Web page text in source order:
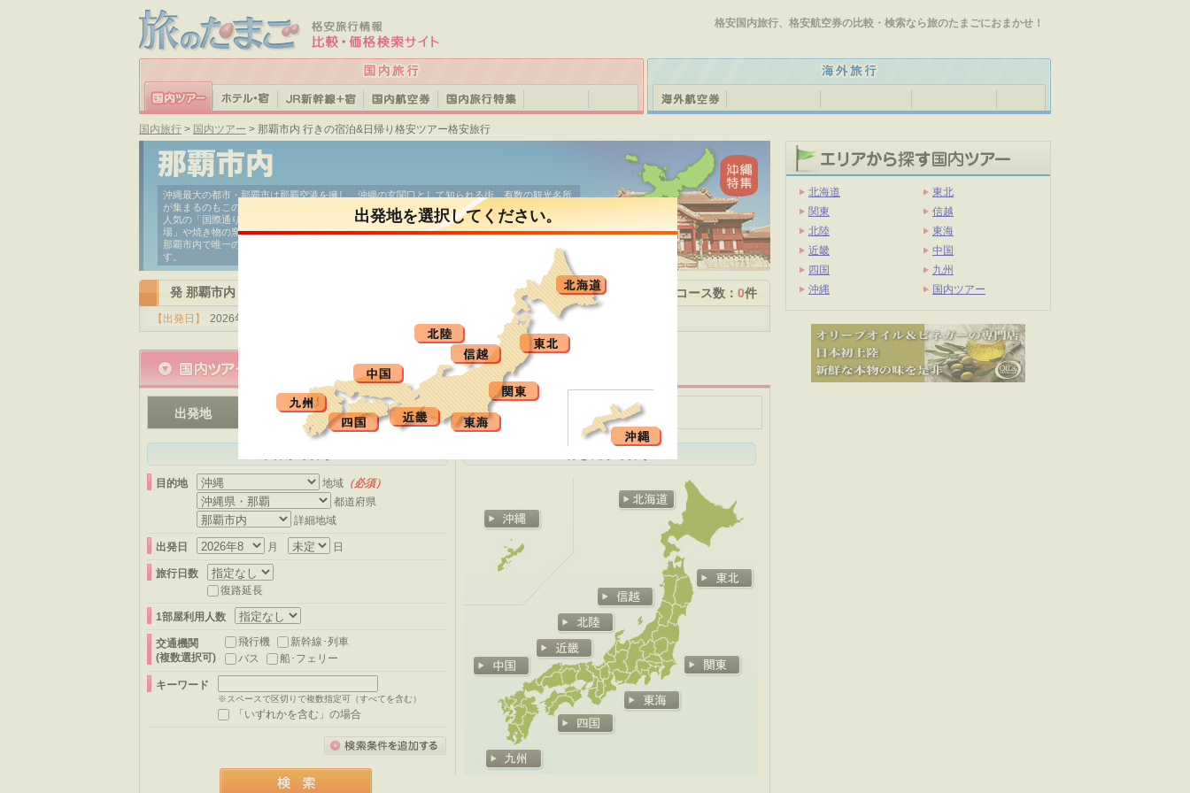
出発地を選択してください。
格安国内旅行、格安航空券の比較・検索なら旅のたまごにおまかせ！
国内旅行 > 国内ツアー > 那覇市内 行きの宿泊&日帰り格安ツアー格安旅行
沖縄最大の都市・那覇市は那覇空港を擁し、沖縄の玄関口として知られる街。有数の観光名所
が集まるのもこのエリアで、世界遺産に登録される「首里城」やショッピングスポットとして
人気の「国際通り」は、何度も訪れたくなる場所です。活気あふれる地元の台所「牧志公設市
場」や焼き物の窯元・工房が集まる「壺屋やちむん通り」などは見て回るだけで楽しい！また
那覇市内で唯一の海水浴場「波の上ビーチ」は、観光の合間に立ち寄れるビーチとして人気で
す。
発 那覇市内 行き の条件で検索した国内ツアーの結果一覧 1ページ コース数： 0件
【出発日】 2026年8月未定
出発地 （必須）都道府県
目的地 地域 （必須）
都道府県
詳細地域
出発日 月 日
旅行日数
復路延長
1部屋利用人数
交通機関
(複数選択可)
飛行機
新幹線･列車
バス
船･フェリー
キーワード
※スペースで区切りで複数指定可（すべてを含む）
「いずれかを含む」の場合
北海道
東北
関東
信越
北陸
東海
近畿
中国
四国
九州
沖縄
国内ツアー